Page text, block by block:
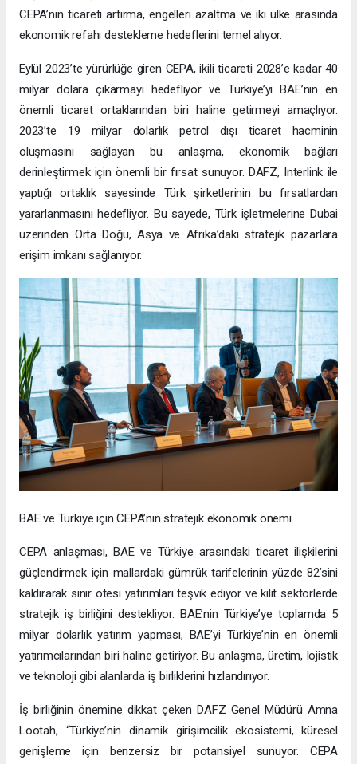
CEPA’nın ticareti artırma, engelleri azaltma ve iki ülke arasında
ekonomik refahı destekleme hedeflerini temel alıyor.
Eylül 2023’te yürürlüğe giren CEPA, ikili ticareti 2028’e kadar 40
milyar dolara çıkarmayı hedefliyor ve Türkiye’yi BAE’nin en
önemli ticaret ortaklarından biri haline getirmeyi amaçlıyor.
2023’te 19 milyar dolarlık petrol dışı ticaret hacminin
oluşmasını sağlayan bu anlaşma, ekonomik bağları
derinleştirmek için önemli bir fırsat sunuyor. DAFZ, Interlink ile
yaptığı ortaklık sayesinde Türk şirketlerinin bu fırsatlardan
yararlanmasını hedefliyor. Bu sayede, Türk işletmelerine Dubai
üzerinden Orta Doğu, Asya ve Afrika’daki stratejik pazarlara
erişim imkanı sağlanıyor.
BAE ve Türkiye için CEPA’nın stratejik ekonomik önemi
CEPA anlaşması, BAE ve Türkiye arasındaki ticaret ilişkilerini
güçlendirmek için mallardaki gümrük tarifelerinin yüzde 82’sini
kaldırarak sınır ötesi yatırımları teşvik ediyor ve kilit sektörlerde
stratejik iş birliğini destekliyor. BAE’nin Türkiye’ye toplamda 5
milyar dolarlık yatırım yapması, BAE’yi Türkiye’nin en önemli
yatırımcılarından biri haline getiriyor. Bu anlaşma, üretim, lojistik
ve teknoloji gibi alanlarda iş birliklerini hızlandırıyor.
İş birliğinin önemine dikkat çeken DAFZ Genel Müdürü Amna
Lootah, “Türkiye’nin dinamik girişimcilik ekosistemi, küresel
genişleme için benzersiz bir potansiyel sunuyor. CEPA